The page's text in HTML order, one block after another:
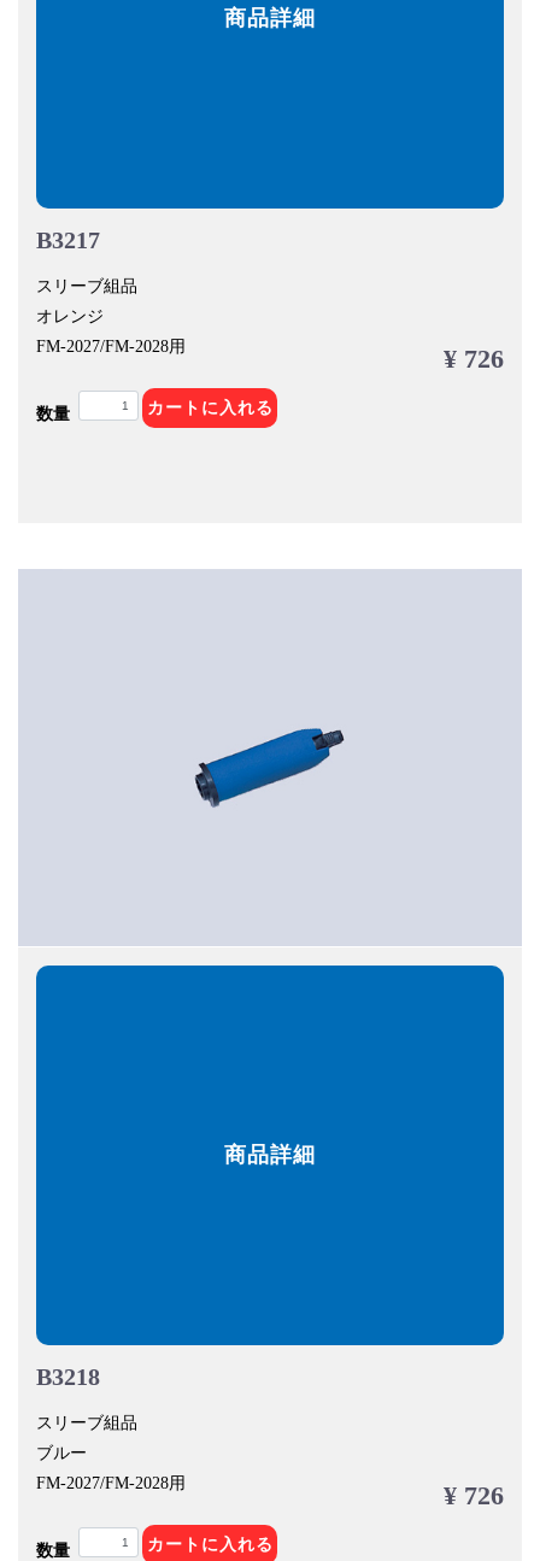
商品詳細
B3217
スリーブ組品
オレンジ
FM-2027/FM-2028用
¥ 726
数量 カートに入れる
商品詳細
B3218
スリーブ組品
ブルー
FM-2027/FM-2028用
¥ 726
数量 カートに入れる